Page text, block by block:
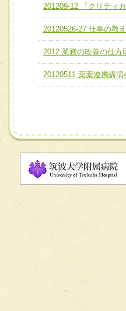
必要に応じて柔軟
ユニット３ 多職種
他職種の視点とス
チーム05【せん妄
チーム06【外来化
チーム】
チーム09【術前か
ム】
チーム10【包括
チーム13【非がん
201209-12 『クリティ
20120526-27 仕事の教
2012 業務の改善の仕方
20120511 薬薬連携講演